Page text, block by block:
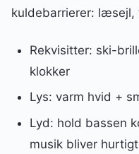
kuldebarrierer: læsejl,
Rekvisitter: ski-
klokker
Lys: varm hvid +
Lyd: hold bassen
musik bliver